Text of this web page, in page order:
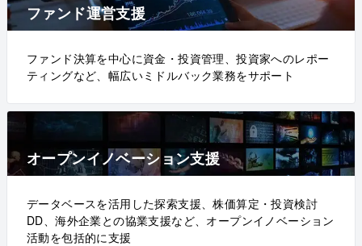
ファンド運営支援
ファンド決算を中心に資金・投資管理、投資家へのレポー
ティングなど、幅広いミドルバック業務をサポート
オープンイノベーション支援
データベースを活用した探索支援、株価算定・投資検討
DD、海外企業との協業支援など、オープンイノベーション
活動を包括的に支援